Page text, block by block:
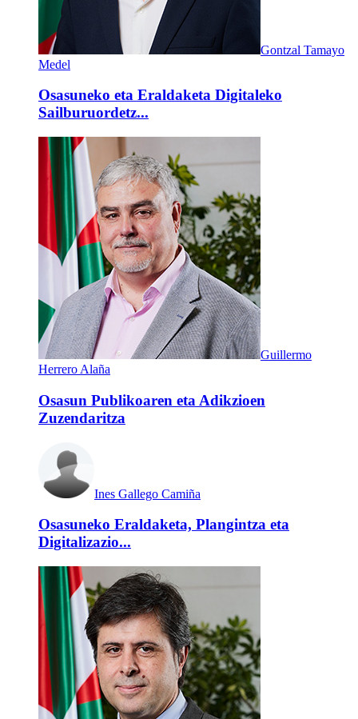
Gontzal Tamayo
Medel
Osasuneko eta Eraldaketa Digitaleko
Sailburuordetz...
Guillermo
Herrero Alaña
Osasun Publikoaren eta Adikzioen
Zuzendaritza
Ines Gallego Camiña
Osasuneko Eraldaketa, Plangintza eta
Digitalizazio...